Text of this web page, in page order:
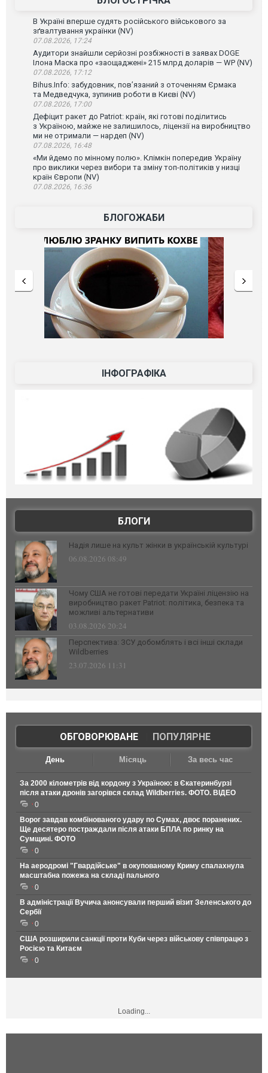
В Україні вперше судять російського військового за
зґвалтування українки (NV)
07.08.2026, 17:24
Аудитори знайшли серйозні розбіжності в заявах DOGE
Ілона Маска про «заощаджені» 215 млрд доларів — WP (NV)
07.08.2026, 17:12
Bihus.Info: забудовник, пов’язаний з оточенням Єрмака
та Медведчука, зупинив роботи в Києві (NV)
07.08.2026, 17:00
Дефіцит ракет до Patriot: країн, які готові поділитись
з Україною, майже не залишилось, ліцензії на виробництво
ми не отримали — нардеп (NV)
07.08.2026, 16:48
«Ми йдемо по мінному полю». Клімкін попередив Україну
про виклики через вибори та зміну топ-політиків у низці
країн Європи (NV)
07.08.2026, 16:36
БЛОГОЖАБИ
ІНФОГРАФІКА
БЛОГИ
Надія лише на культ жінки в українській культурі
06.08.2026 08:49
Чому США не готові передати Україні ліцензію на
виробництво ракет Patriot: політика, безпека та
можливі альтернативи
03.08.2026 20:24
Перспектива: ЗСУ добомблять і всі інші склади
Wildberries
23.07.2026 11:31
ОБГОВОРЮВАНЕ| ПОПУЛЯРНЕ
День Місяць За весь час
За 2000 кілометрів від кордону з Україною: в Єкатеринбурзі
після атаки дронів загорівся склад Wildberries. ФОТО. ВІДЕО
0
Ворог завдав комбінованого удару по Сумах, двоє поранених.
Ще десятеро постраждали після атаки БПЛА по ринку на
Сумщині. ФОТО
0
На аеродромі "Гвардійське" в окупованому Криму спалахнула
масштабна пожежа на складі пального
0
В адміністрації Вучича анонсували перший візит Зеленського до
Сербії
0
США розширили санкції проти Куби через військову співпрацю з
Росією та Китаєм
0
Loading...